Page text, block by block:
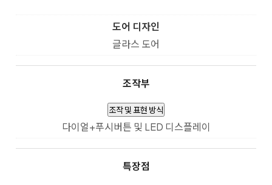
도어 디자인
글라스 도어
조작부
조작 및 표현 방식
다이얼+푸시버튼 및 LED 디스플레이
특장점